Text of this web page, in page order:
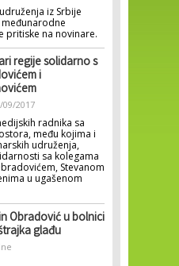
iz Srbije
pritiske na novinare.
regije solidarno s
i
09/2017
radnika sa
među kojima i
udruženja,
sa kolegama
Stevanom
u ugašenom
Obradović u bolnici
glađu